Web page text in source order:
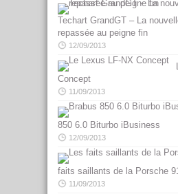
Techart GrandGT – La
repassée au peigne fin
12/09/2013
Concept
11/09/2013
850 6.0 Biturbo iBusiness
12/09/2013
faits saillants de la Porsche
11/09/2013